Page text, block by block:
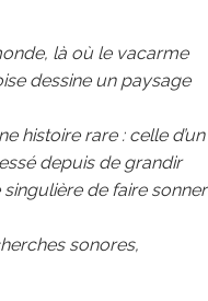
là où le vacarme
dessine un paysage
histoire rare : celle d’un
depuis de grandir
de faire sonner
sonores,